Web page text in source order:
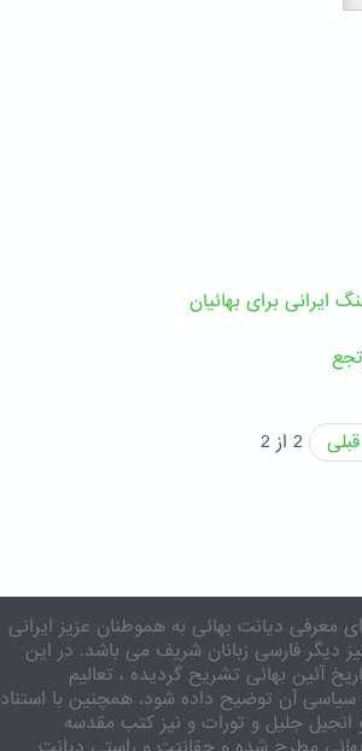
ايرانی برای بهائيان
2 از 2
معرفی دیانت بهائی به هموطنان عزیز ایرانی
دیگر فارسی زبانان شریف می باشد. در این
آئین بهائی تشریح گردیده ، تعالیم
سیاسی آن توضیح داده شود. همچنین با استناد
جلیل و تورات و نیز کتب مقدسه